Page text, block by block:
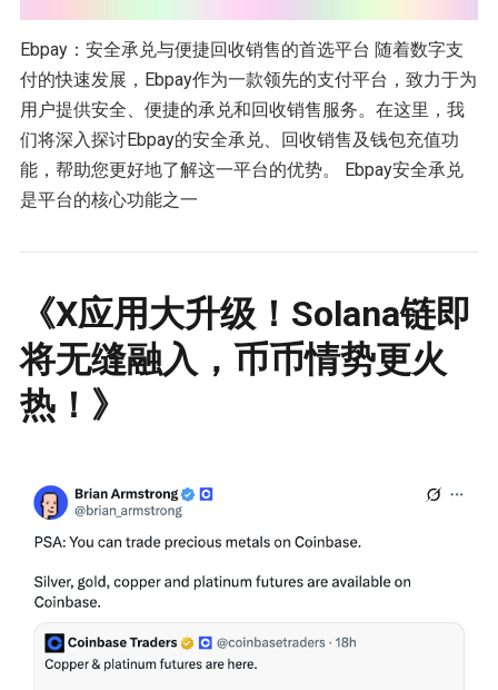
Ebpay：安全承兑与便捷回收销售的首选平台 随着数字支
付的快速发展，Ebpay作为一款领先的支付平台，致力于为
用户提供安全、便捷的承兑和回收销售服务。在这里，我
们将深入探讨Ebpay的安全承兑、回收销售及钱包充值功
能，帮助您更好地了解这一平台的优势。 Ebpay安全承兑
是平台的核心功能之一
《X应用大升级！Solana链即
将无缝融入，币币情势更火
热！》